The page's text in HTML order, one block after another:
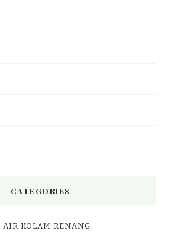
CATEGORIES
AIR KOLAM RENANG